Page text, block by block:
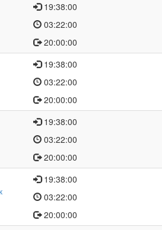
19:38:00
03:22:00
20:00:00
19:38:00
03:22:00
20:00:00
19:38:00
03:22:00
20:00:00
19:38:00
03:22:00
20:00:00